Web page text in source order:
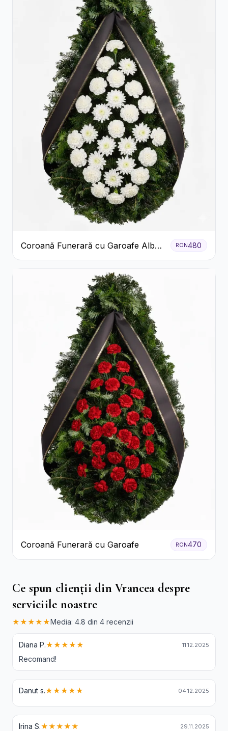
Coroană Funerară cu Garoafe Albe
și Crizanteme
RON480
Coroană Funerară cu Garoafe RON470
Ce spun clienții din Vrancea despre
serviciile noastre
★★★★★Media: 4.8 din 4 recenzii
Diana P.★★★★★ 11.12.2025
Recomand!
Danut s.★★★★★ 04.12.2025
Irina S.★★★★★ 29.11.2025